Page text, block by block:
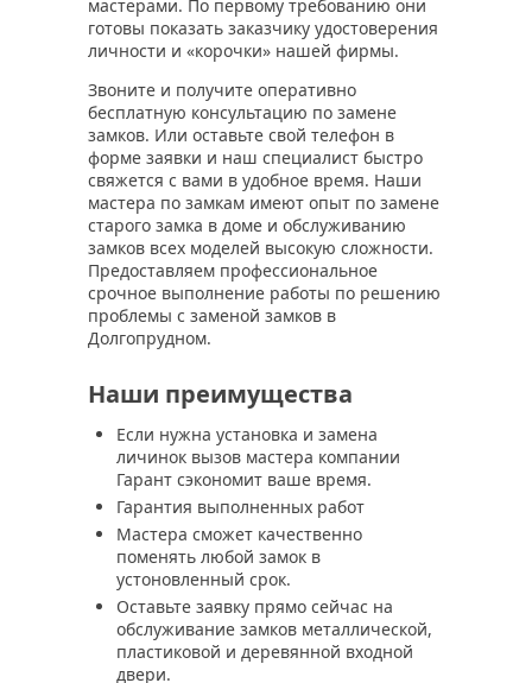
мастерами. По первому требованию они
готовы показать заказчику удостоверения
личности и «корочки» нашей фирмы.
Звоните и получите оперативно
бесплатную консультацию по замене
замков. Или оставьте свой телефон в
форме заявки и наш специалист быстро
свяжется с вами в удобное время. Наши
мастера по замкам имеют опыт по замене
старого замка в доме и обслуживанию
замков всех моделей высокую сложности.
Предоставляем профессиональное
срочное выполнение работы по решению
проблемы с заменой замков в
Долгопрудном.
Наши преимущества
Если нужна установка и замена
личинок вызов мастера компании
Гарант сэкономит ваше время.
Гарантия выполненных работ
Мастера сможет качественно
поменять любой замок в
устоновленный срок.
Оставьте заявку прямо сейчас на
обслуживание замков металлической,
пластиковой и деревянной входной
двери.